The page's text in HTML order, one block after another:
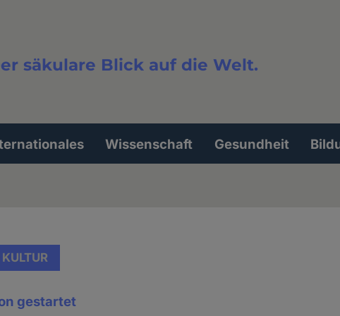
säkulare Blick auf die Welt.
Wissenschaft Gesundheit
gestartet